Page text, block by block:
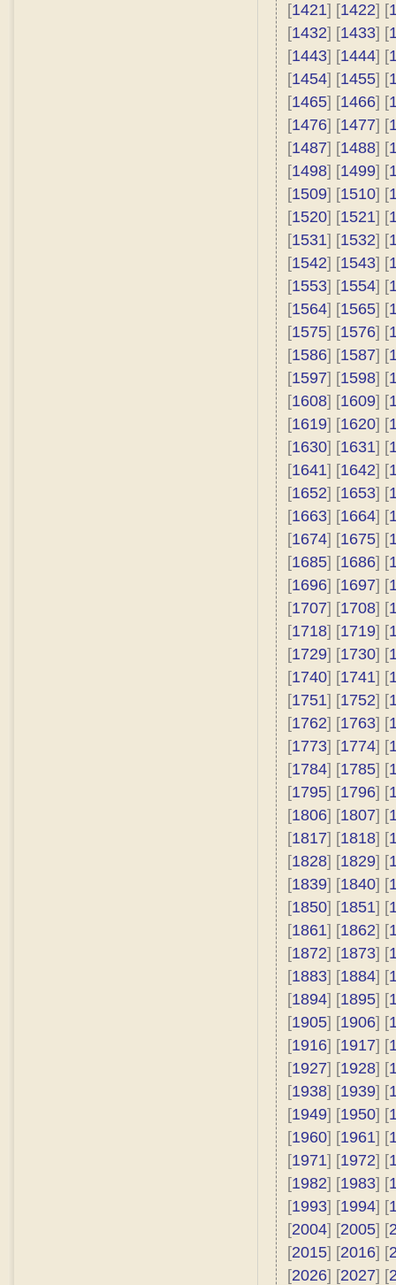
[1421] [1422] [
[1432] [1433] [
[1443] [1444] [
[1454] [1455] [
[1465] [1466] [
[1476] [1477] [
[1487] [1488] [
[1498] [1499] [
[1509] [1510] [
[1520] [1521] [
[1531] [1532] [
[1542] [1543] [
[1553] [1554] [
[1564] [1565] [
[1575] [1576] [
[1586] [1587] [
[1597] [1598] [
[1608] [1609] [
[1619] [1620] [
[1630] [1631] [
[1641] [1642] [
[1652] [1653] [
[1663] [1664] [
[1674] [1675] [
[1685] [1686] [
[1696] [1697] [
[1707] [1708] [
[1718] [1719] [
[1729] [1730] [
[1740] [1741] [
[1751] [1752] [
[1762] [1763] [
[1773] [1774] [
[1784] [1785] [
[1795] [1796] [
[1806] [1807] [
[1817] [1818] [
[1828] [1829] [
[1839] [1840] [
[1850] [1851] [
[1861] [1862] [
[1872] [1873] [
[1883] [1884] [
[1894] [1895] [
[1905] [1906] [
[1916] [1917] [
[1927] [1928] [
[1938] [1939] [
[1949] [1950] [
[1960] [1961] [
[1971] [1972] [
[1982] [1983] [
[1993] [1994] [
[2004] [2005] [
[2015] [2016] [
[2026] [2027] [